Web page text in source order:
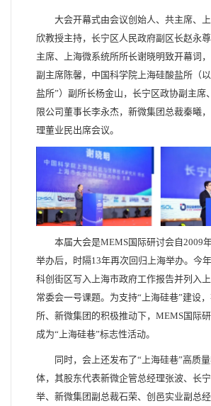
大会开幕式由会议创始人、共主席、
欣教授主持，长宁区人民政府副区长赵永
主席、上海微系统所所长谢晓明致开幕词
副主席陈馨，中国科学院上海硅酸盐所（
盐所”）副所长杨金山，长宁区政协副主席
限公司董事长李永杰，新微集团总裁秦曦
理董业民出席会议。
本届大会是MEMS国际研讨会自2009
举办后，时隔13年再次回归上海举办。今
科创街区写入上海市政府工作报告并列入
常委会一号课题。为支持“上海硅巷”建设
所、新微集团的积极推动下，MEMS国际研
成为“上海硅巷”标志性活动。
同时，会上还发布了“上海硅巷”高质
体，其股东代表新微企管总经理张波、长
举、新微集团副总裁石荣、创邑实业副总